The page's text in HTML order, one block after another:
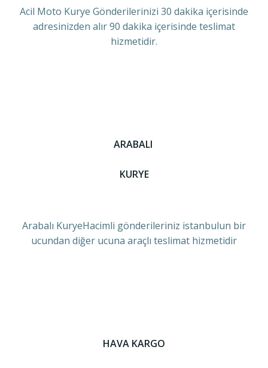
Acil Moto Kurye Gönderilerinizi 30 dakika içerisinde
adresinizden alır 90 dakika içerisinde teslimat
hizmetidir.
ARABALI
KURYE
Arabalı KuryeHacimli gönderileriniz istanbulun bir
ucundan diğer ucuna araçlı teslimat hizmetidir
HAVA KARGO